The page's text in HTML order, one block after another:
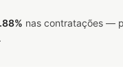
nas contratações —